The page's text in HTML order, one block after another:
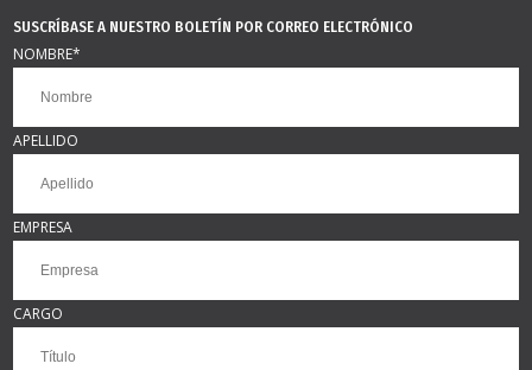
SUSCRÍBASE A NUESTRO BOLETÍN POR CORREO ELECTRÓNICO
NOMBRE*
APELLIDO
EMPRESA
CARGO